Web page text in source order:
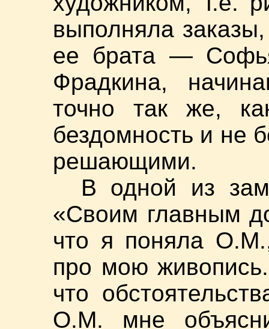
выполняла
ее брата —
Фрадкина,
точно так же,
бездомность и не
решающими.
В одной из
«Своим главным
что я поняла
про мою
что
О.М. мне